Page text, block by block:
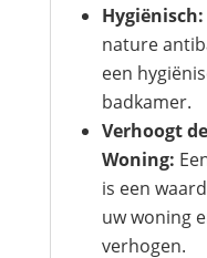
Hygiënisch:
nature
een
badkamer.
Verhoogt
Woning:
is een
uw woning
verhogen.